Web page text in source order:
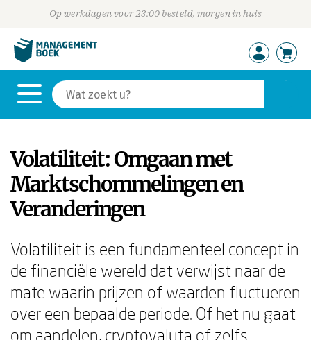
Op werkdagen voor 23:00 besteld, morgen in huis
Volatiliteit: Omgaan met
Marktschommelingen en
Veranderingen
Volatiliteit is een fundamenteel concept in
de financiële wereld dat verwijst naar de
mate waarin prijzen of waarden fluctueren
over een bepaalde periode. Of het nu gaat
om aandelen, cryptovaluta of zelfs